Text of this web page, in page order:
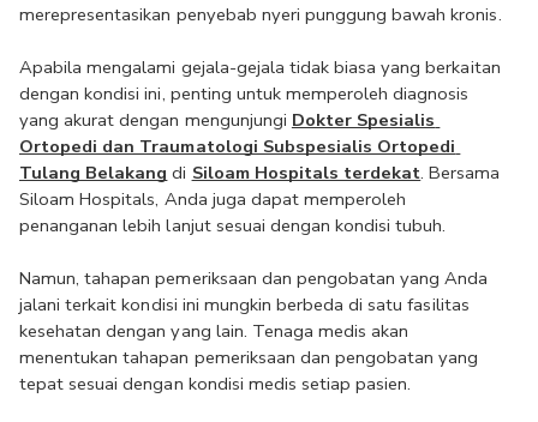
merepresentasikan penyebab nyeri punggung bawah kronis.
Apabila mengalami gejala-gejala tidak biasa yang berkaitan
dengan kondisi ini, penting untuk memperoleh diagnosis
yang akurat dengan mengunjungi Dokter Spesialis
Ortopedi dan Traumatologi Subspesialis Ortopedi
Tulang Belakang di Siloam Hospitals terdekat. Bersama
Siloam Hospitals, Anda juga dapat memperoleh
penanganan lebih lanjut sesuai dengan kondisi tubuh.
Namun, tahapan pemeriksaan dan pengobatan yang Anda
jalani terkait kondisi ini mungkin berbeda di satu fasilitas
kesehatan dengan yang lain. Tenaga medis akan
menentukan tahapan pemeriksaan dan pengobatan yang
tepat sesuai dengan kondisi medis setiap pasien.